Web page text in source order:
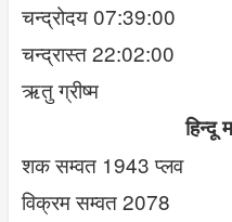
चन्द्रोदय 07:39:00
चन्द्रास्त 22:02:00
ऋतु ग्रीष्म
हिन्दू
शक सम्वत 1943 प्लव
विक्रम सम्वत 2078